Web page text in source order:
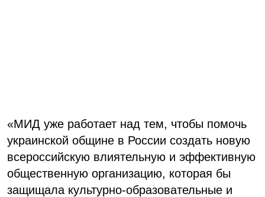
«МИД уже работает над тем, чтобы помочь
украинской общине в России создать новую
всероссийскую влиятельную и эффективную
общественную организацию, которая бы
защищала культурно-образовательные и